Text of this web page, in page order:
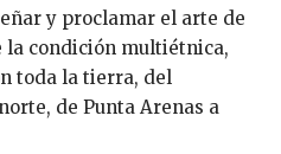
y proclamar el arte de
la condición multiétnica,
toda la tierra, del
de Punta Arenas a